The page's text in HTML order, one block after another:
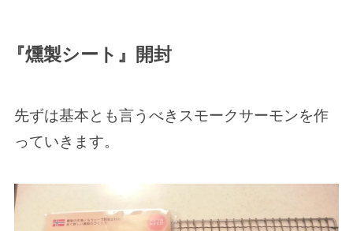
『燻製シート』開封
先ずは基本とも言うべきスモークサーモンを作
っていきます。